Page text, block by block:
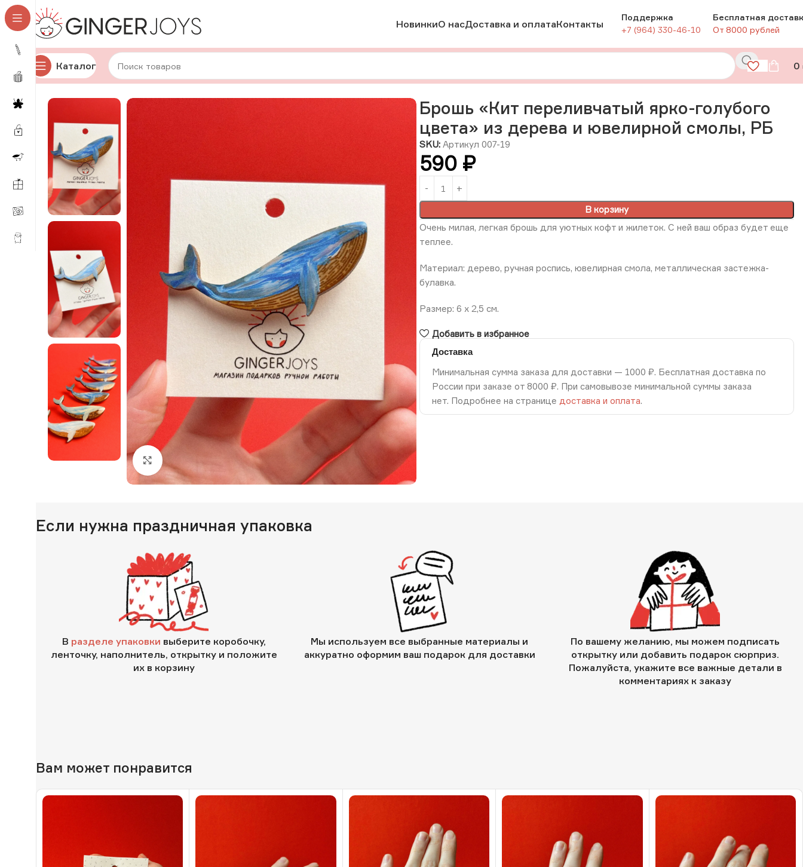
НовинкиО насДоставка и оплатаКонтакты
Поддержка
+7 (964) 330-46-10
Бесплатная
От 8000 рублей
Каталог 0
Главная Украшения Брошки и значки Деревянные брошки Брошь «Кит переливчатый ярко-голубого цвета» из дерева и ювелирной смолы, РБ
Нажмите, чтобы увеличить изображение
Брошь «Кит переливчатый ярко-голубого
цвета» из дерева и ювелирной смолы, РБ
SKU: Артикул 007-19
590 ₽
В корзину
Очень милая, легкая брошь для уютных кофт и жилеток. С ней ваш образ будет еще
теплее.
Материал: дерево, ручная роспись, ювелирная смола, металлическая застежка-
булавка.
Размер: 6 х 2,5 см.
Добавить в избранное
Доставка
Минимальная сумма заказа для доставки — 1000 ₽. Бесплатная доставка по
России при заказе от 8000 ₽. При самовывозе минимальной суммы заказа
нет. Подробнее на странице доставка и оплата.
Если нужна праздничная упаковка
В разделе упаковки выберите коробочку,
ленточку, наполнитель, открытку и положите
их в корзину
Мы используем все выбранные материалы и
аккуратно оформим ваш подарок для доставки
По вашему желанию, мы можем подписать
открытку или добавить подарок сюрприз.
Пожалуйста, укажите все важные детали в
комментариях к заказу
Вам может понравится